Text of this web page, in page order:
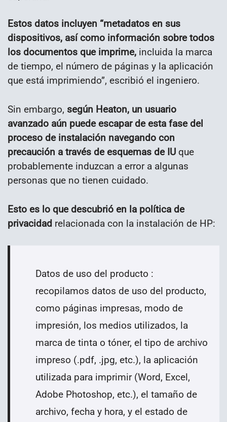
Estos datos incluyen “metadatos en sus
dispositivos, así como información sobre todos
los documentos que imprime, incluida la marca
de tiempo, el número de páginas y la aplicación
que está imprimiendo”, escribió el ingeniero.
Sin embargo, según Heaton, un usuario
avanzado aún puede escapar de esta fase del
proceso de instalación navegando con
precaución a través de esquemas de IU que
probablemente induzcan a error a algunas
personas que no tienen cuidado.
Esto es lo que descubrió en la política de
privacidad relacionada con la instalación de HP:
Datos de uso del producto :
recopilamos datos de uso del producto,
como páginas impresas, modo de
impresión, los medios utilizados, la
marca de tinta o tóner, el tipo de archivo
impreso (.pdf, .jpg, etc.), la aplicación
utilizada para imprimir (Word, Excel,
Adobe Photoshop, etc.), el tamaño de
archivo, fecha y hora, y el estado de